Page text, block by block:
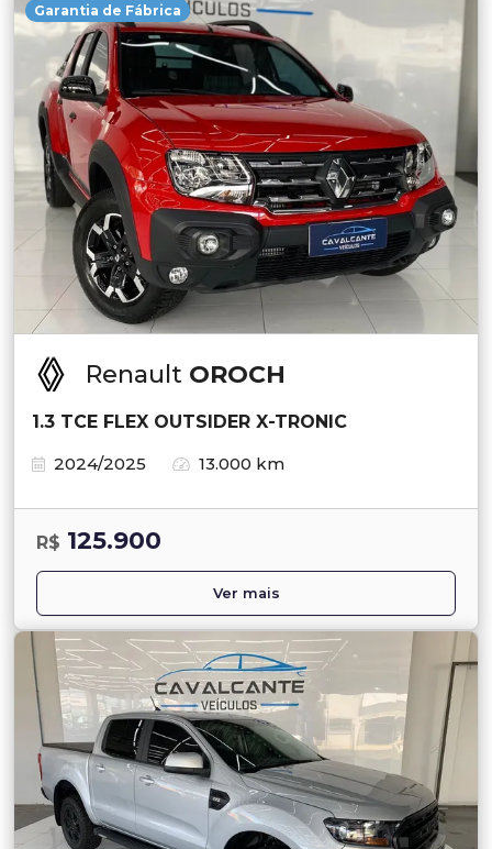
Garantia de Fábrica
Renault OROCH
1.3 TCE FLEX OUTSIDER X-TRONIC
2024/2025
13.000 km
R$ 125.900
Ver mais